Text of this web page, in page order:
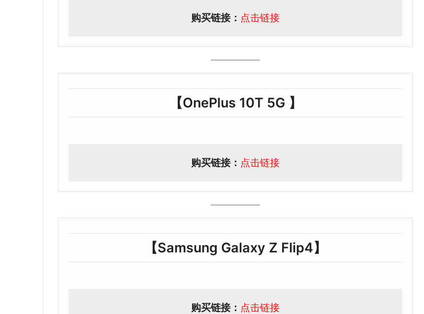
购买链接： 点击链接
【OnePlus 10T 5G 】
购买链接： 点击链接
【Samsung Galaxy Z Flip4】
购买链接： 点击链接